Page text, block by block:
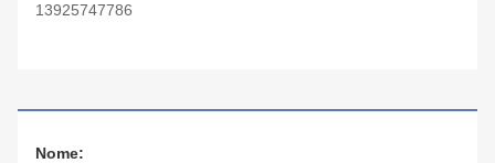
13925747786
Nome: